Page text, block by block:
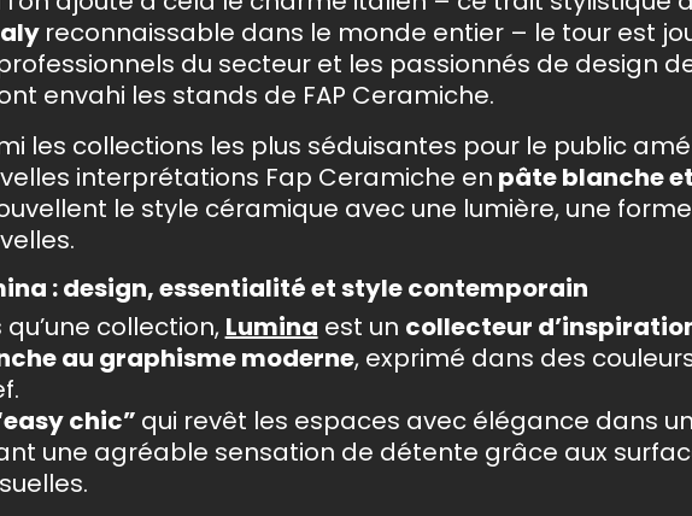
reconnaissable dans le monde entier – le tour est
du secteur et les passionnés de design
envahi les stands de FAP Ceramiche.
les collections les plus séduisantes pour le public
interprétations Fap Ceramiche en pâte blanche
le style céramique avec une lumière, une
: design, essentialité et style contemporain
qu’une collection, Lumina est un collecteur
au graphisme moderne, exprimé dans des
chic” qui revêt les espaces avec élégance dans
une agréable sensation de détente grâce aux